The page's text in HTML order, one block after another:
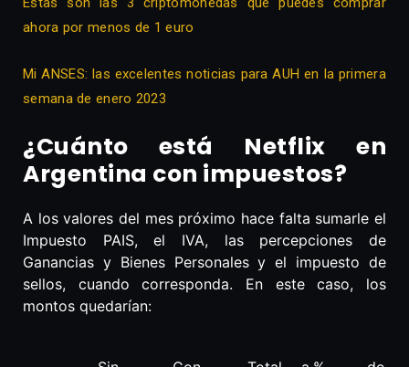
ahora por menos de 1 euro
Mi ANSES: las excelentes noticias para AUH en la primera
semana de enero 2023
¿Cuánto está Netflix en
Argentina con impuestos?
A los valores del mes próximo hace falta sumarle el
Impuesto PAIS, el IVA, las percepciones de
Ganancias y Bienes Personales y el impuesto de
sellos, cuando corresponda. En este caso, los
montos quedarían: